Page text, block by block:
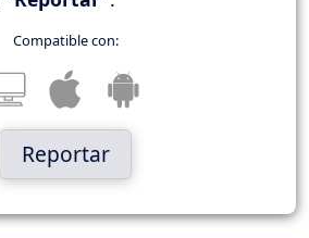
Compatible con:
Reportar